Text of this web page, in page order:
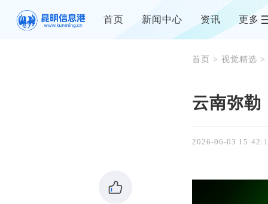
首页 新闻中心 资讯 更多
首页 > 视觉精选 >
云南弥勒
2026-06-03